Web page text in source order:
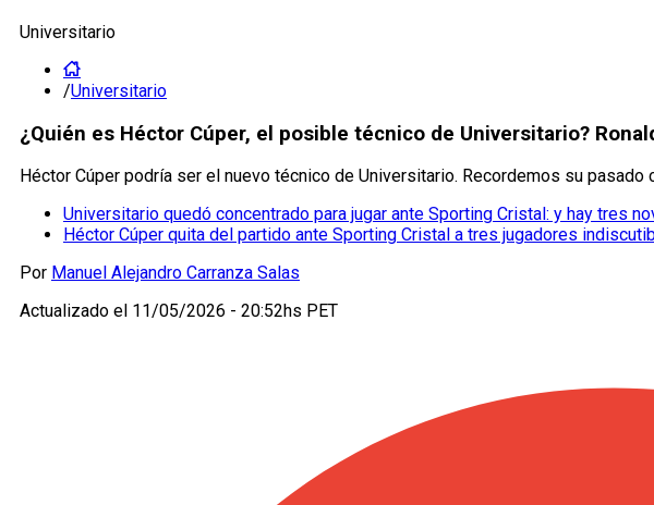
Universitario
/Universitario
¿Quién es Héctor Cúper, el posible técnico de Universitario?
Héctor Cúper podría ser el nuevo técnico de Universitario. Recordemos su
Universitario quedó concentrado para jugar ante Sporting Cristal: y hay tres
Héctor Cúper quita del partido ante Sporting Cristal a tres jugadores
Por Manuel Alejandro Carranza Salas
Actualizado el 11/05/2026 - 20:52hs PET